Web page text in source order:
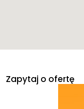
Zapytaj o ofertę